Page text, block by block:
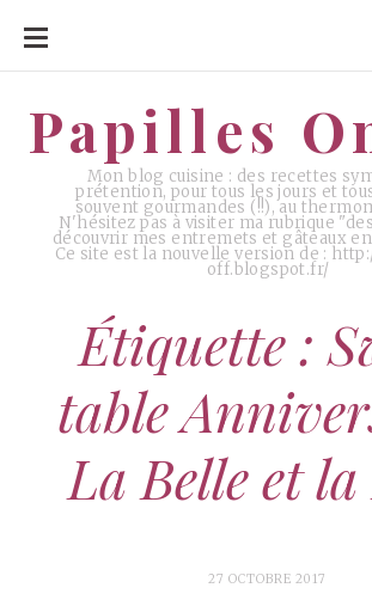
ALLER
CONTENU
Papilles
Mon blog cuisine : des recettes
prétention, pour tous les jours et
souvent gourmandes (!!), au
N'hésitez pas à visiter ma rubrique
découvrir mes entremets et gâteaux
Ce site est la nouvelle version de :
off.blogspot.fr/
Papilles
Étiquette :
table
La Belle et la
27 OCTOBRE 2017